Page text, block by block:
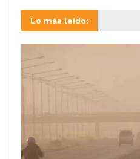
Lo más leído: